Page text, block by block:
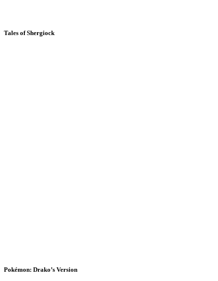
Tales of Shergiock
Pokémon: Drako’s Version